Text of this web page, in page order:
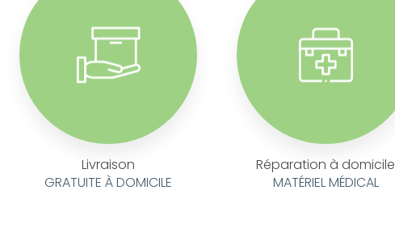
Livraison
GRATUITE À DOMICILE
Réparation à domicile
MATÉRIEL MÉDICAL